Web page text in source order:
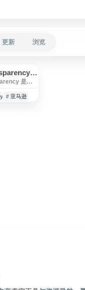
更新 浏览
亚马逊Transparency（防假货跟卖）
是
牌保护服
# 亚马逊